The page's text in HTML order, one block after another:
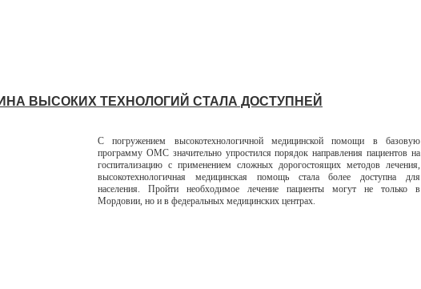
ВЫСОКИХ ТЕХНОЛОГИЙ СТАЛА ДОСТУПНЕЙ
С погружением высокотехнологичной медицинской помощи в базовую
программу ОМС значительно упростился порядок направления пациентов на
госпитализацию с применением сложных дорогостоящих методов лечения,
высокотехнологичная медицинская помощь стала более доступна для
населения. Пройти необходимое лечение пациенты могут не только в
Мордовии, но и в федеральных медицинских центрах.